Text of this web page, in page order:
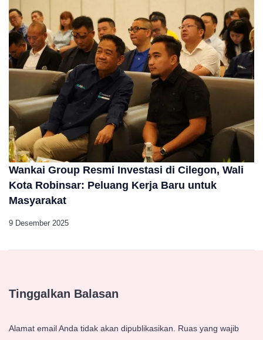
Wankai Group Resmi Investasi di Cilegon, Wali
Kota Robinsar: Peluang Kerja Baru untuk
Masyarakat
9 Desember 2025
Tinggalkan Balasan
Alamat email Anda tidak akan dipublikasikan.
Ruas yang wajib